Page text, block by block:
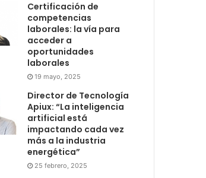
Certificación de
competencias
laborales: la vía para
acceder a
oportunidades
laborales
19 mayo, 2025
Director de Tecnología
Apiux: “La inteligencia
artificial está
impactando cada vez
más a la industria
energética”
25 febrero, 2025